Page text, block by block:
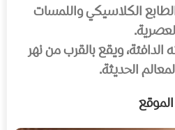
الكلاسيكي واللمسات
ويقع بالقرب من نهر
الحديثة.
الموقع